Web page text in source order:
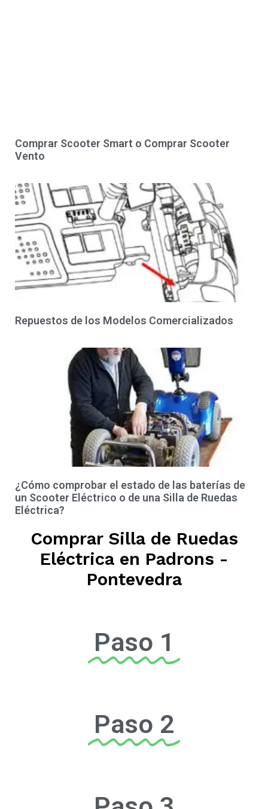
Comprar Scooter Smart o Comprar Scooter
Vento
Repuestos de los Modelos Comercializados
¿Cómo comprobar el estado de las baterías de
un Scooter Eléctrico o de una Silla de Ruedas
Eléctrica?
Comprar Silla de Ruedas
Eléctrica en Padrons -
Pontevedra
Paso 1
Paso 2